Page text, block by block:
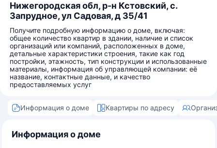
Нижегородская обл, р-н Кстовский, с.
Запрудное, ул Садовая, д 35/41
Получите подробную информацию о доме, включая:
общее количество квартир в здании, наличие и список
организаций или компаний, расположенных в доме,
детальные характеристики строения, такие как год
постройки, этажность, тип конструкции и использованные
материалы, информация об управляющей компании: её
название, контактные данные, и качество
предоставляемых услуг
Информация о доме Квартиры по адресу
Информация о доме